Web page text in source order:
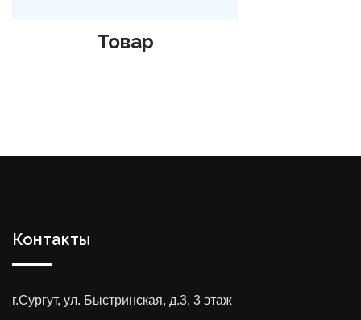
Контакты
г.Сургут, ул. Быстринская, д.3, 3 этаж